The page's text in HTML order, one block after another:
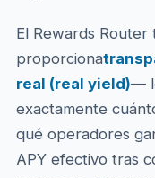
El Rewards Router
proporciona
real (real yield)—
exactamente
qué operadores
APY efectivo tras